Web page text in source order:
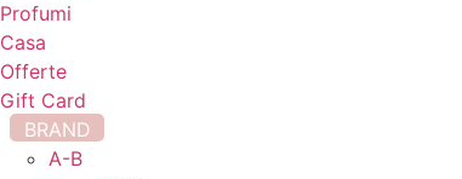
Profumi
Casa
Offerte
Gift Card
BRAND
A-B